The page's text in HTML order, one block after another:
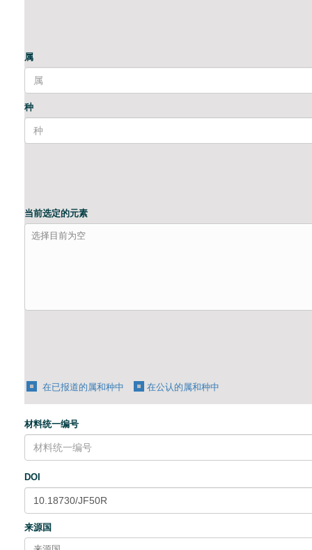
属
种
当前选定的元素
选择目前为空
在已报道的属和种中 在公认的属和种中
材料统一编号
DOI
来源国